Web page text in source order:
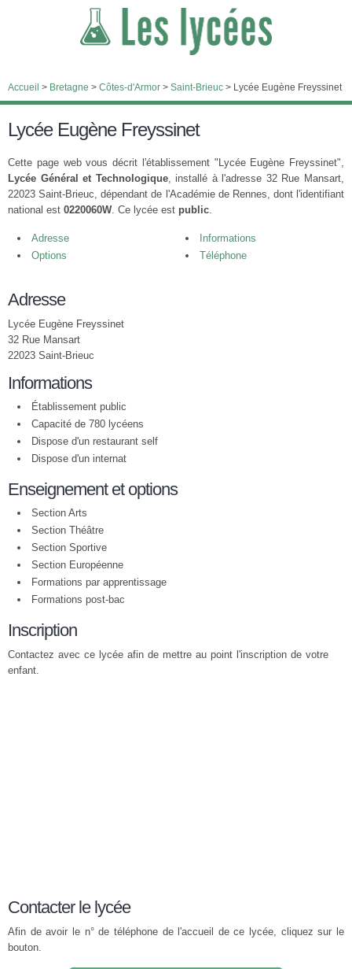
Accueil > Bretagne > Côtes-d'Armor > Saint-Brieuc > Lycée Eugène Freyssinet
Lycée Eugène Freyssinet
Cette page web vous décrit l'établissement "Lycée Eugène Freyssinet",
Lycée Général et Technologique, installé à l'adresse 32 Rue Mansart,
22023 Saint-Brieuc, dépendant de l'Académie de Rennes, dont l'identifiant
national est 0220060W. Ce lycée est public.
Adresse
Informations
Options
Téléphone
Adresse
Lycée Eugène Freyssinet
32 Rue Mansart
22023 Saint-Brieuc
Informations
Établissement public
Capacité de 780 lycéens
Dispose d'un restaurant self
Dispose d'un internat
Enseignement et options
Section Arts
Section Théâtre
Section Sportive
Section Européenne
Formations par apprentissage
Formations post-bac
Inscription
Contactez avec ce lycée afin de mettre au point l'inscription de votre
enfant.
Contacter le lycée
Afin de avoir le n° de téléphone de l'accueil de ce lycée, cliquez sur le
bouton.